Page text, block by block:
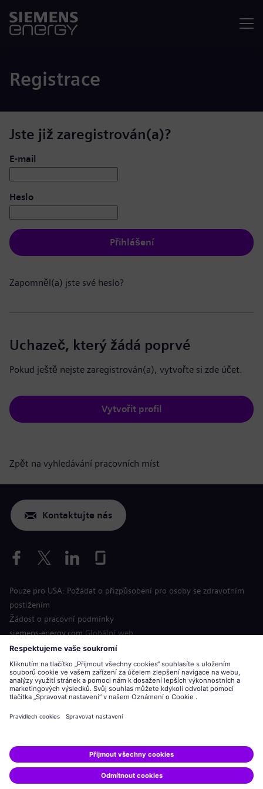
Registrace
Jste již zaregistrován(a)?
Přihlášení: uživatel a heslo
E-mail
Heslo
Přihlášení
Zapomněl(a) jste své heslo?
Uchazeč, který žádá poprvé
Pokud ještě nejste zaregistrován(a), vytvořte si zde účet.
Vytvořit profil
Zpět na vyhledávání pracovních míst
Kontaktujte nás
Pouze pro USA: Požádat o přizpůsobení pro osoby se zdravotním
postižením
Žádost o pracovní podmínky
siemens-energy.com Globální web
Informace o společnosti
Oznámení o ochraně osobních údajů
Oznámení o souborech cookie
Podmínky použití
Digitální identifikační číslo
Siemens AG.
© Siemens Energy, 2020 - 2026